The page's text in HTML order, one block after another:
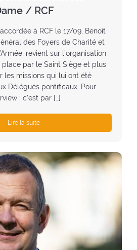
/ RCF
à RCF le 17/09, Benoît
des Foyers de Charité et
revient sur l’organisation
par le Saint Siège et plus
les missions qui lui ont été
Délégués pontificaux. Pour
: c’est par […]
Lire la suite